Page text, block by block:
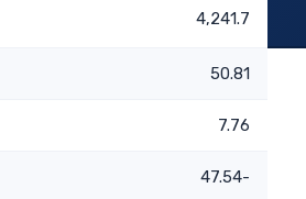
4,241.7
50.81
7.76
-47.54